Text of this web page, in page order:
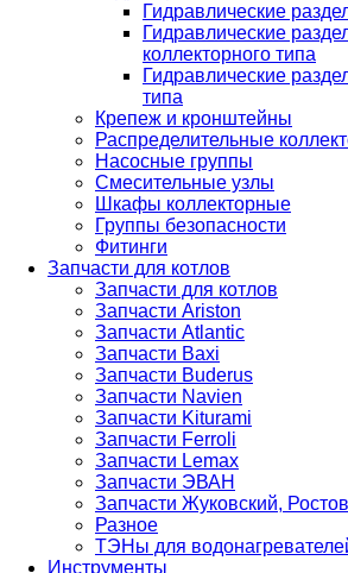
Гидравлические
Гидравлические
коллекторного типа
Гидравлические
типа
Крепеж и кронштейны
Распределительные
Насосные группы
Смесительные узлы
Шкафы коллекторные
Группы безопасности
Фитинги
Запчасти для котлов
Запчасти для котлов
Запчасти Ariston
Запчасти Atlantic
Запчасти Baxi
Запчасти Buderus
Запчасти Navien
Запчасти Kiturami
Запчасти Ferroli
Запчасти Lemax
Запчасти ЭВАН
Запчасти Жуковский,
Разное
ТЭНы для
Инструменты